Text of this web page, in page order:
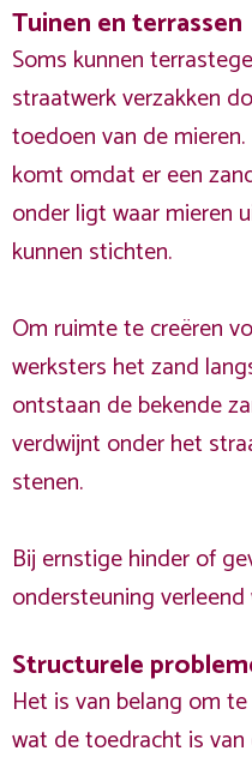
Tuinen en terrassen
Soms kunnen
straatwerk verzakken
toedoen van de
komt omdat er een
onder ligt waar mieren
kunnen stichten.
Om ruimte te creëren
werksters het zand
ontstaan de bekende
verdwijnt onder het
stenen.
Bij ernstige hinder of
ondersteuning
Structurele
Het is van belang om
wat de toedracht is van